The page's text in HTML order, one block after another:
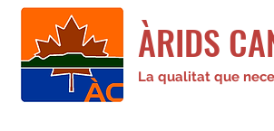
ÀRIDS
La qualitat que